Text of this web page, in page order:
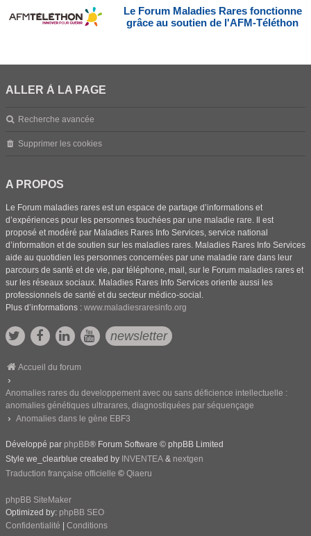
Le Forum Maladies Rares fonctionne
grâce au soutien de l'AFM-Téléthon
ALLER À LA PAGE
Recherche avancée
Supprimer les cookies
A PROPOS
Le Forum maladies rares est un espace de partage d’informations et
d’expériences pour les personnes touchées par une maladie rare. Il est
proposé et modéré par Maladies Rares Info Services, service national
d’information et de soutien sur les maladies rares. Maladies Rares Info Services
aide au quotidien les personnes concernées par une maladie rare dans leur
parcours de santé et de vie, par téléphone, mail, sur le Forum maladies rares et
sur les réseaux sociaux. Maladies Rares Info Services oriente aussi les
professionnels de santé et du secteur médico-social.
Plus d’informations : www.maladiesraresinfo.org
newsletter
Accueil du forum
Anomalies rares du developpement avec ou sans déficience intellectuelle :
anomalies génétiques ultrarares, diagnostiquées par séquençage
Anomalies dans le gène EBF3
Développé par phpBB® Forum Software © phpBB Limited
Style we_clearblue created by INVENTEA & nextgen
Traduction française officielle © Qiaeru
phpBB SiteMaker
Optimized by: phpBB SEO
Confidentialité
Conditions